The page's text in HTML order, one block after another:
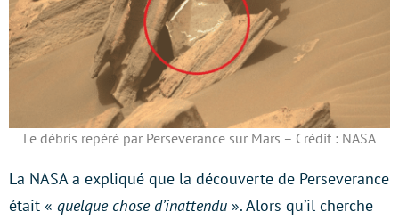
Le débris repéré par Perseverance sur Mars – Crédit : NASA
La NASA a expliqué que la découverte de Perseverance
était « quelque chose d’inattendu ». Alors qu’il cherche